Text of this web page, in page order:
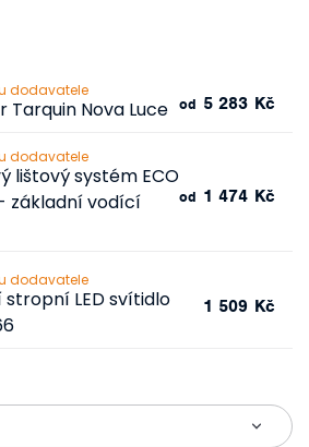
Tarquin Nova Luce
dodavatele
od 5 283 Kč
lištový systém ECO
základní vodící
dodavatele
od 1 474 Kč
stropní LED svítidlo
dodavatele
1 509 Kč